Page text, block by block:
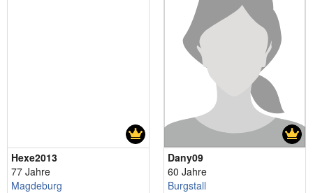
Hexe2013
77 Jahre
Magdeburg
Dany09
60 Jahre
Burgstall